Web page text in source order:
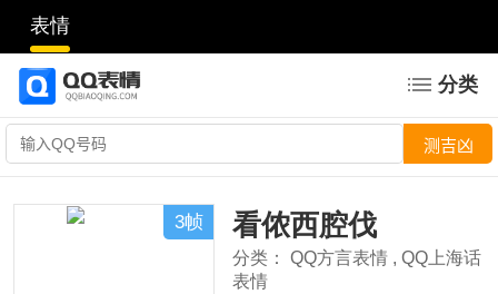
表情
分类
3帧 看侬西腔伐
分类： QQ方言表情 , QQ上海话
表情